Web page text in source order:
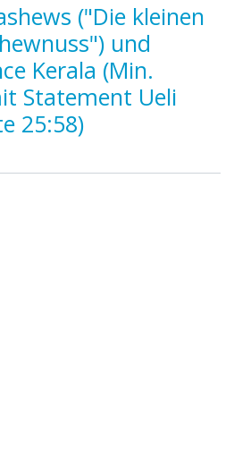
("Die kleinen
und
Kerala (Min.
Statement Ueli
25:58)